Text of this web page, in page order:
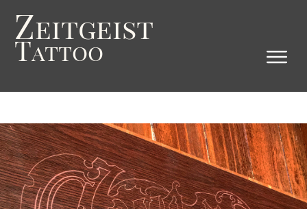
Zeitgeist
Tattoo